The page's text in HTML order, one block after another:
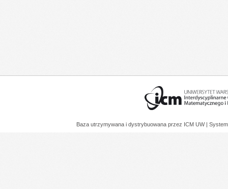
Baza utrzymywana i dystrybuowana przez ICM UW |